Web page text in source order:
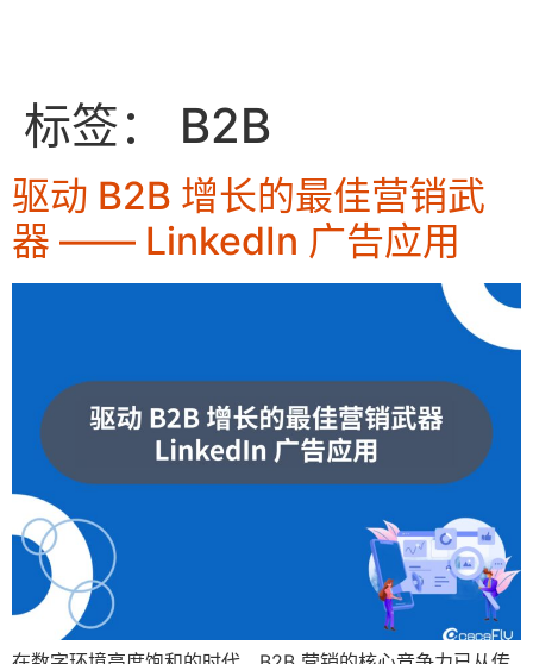
标签： B2B
驱动 B2B 增长的最佳营销武
器 —— LinkedIn 广告应用